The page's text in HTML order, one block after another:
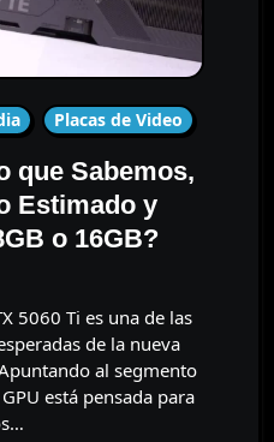
Placas de Video
que Sabemos,
Estimado y
o 16GB?
de la nueva
al segmento
está pensada para